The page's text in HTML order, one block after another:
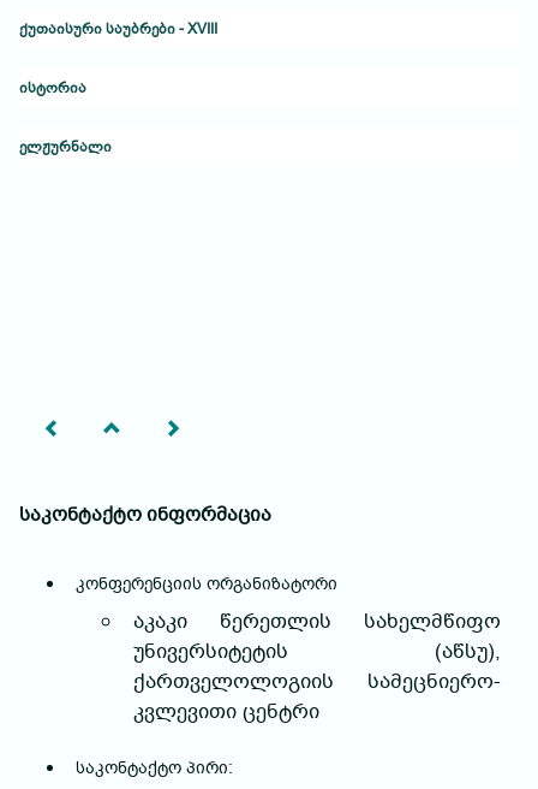
ქუთაისური საუბრები - XVIII
ისტორია
ელჟურნალი
საკონტაქტო ინფორმაცია
კონფერენციის ორგანიზატორი
აკაკი წერეთლის სახელმწიფო
უნივერსიტეტის (აწსუ),
ქართველოლოგიის სამეცნიერო-
კვლევითი ცენტრი
საკონტაქტო პირი: